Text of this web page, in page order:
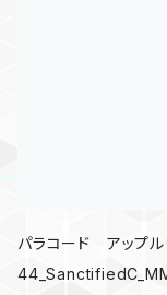
パラコード アップル